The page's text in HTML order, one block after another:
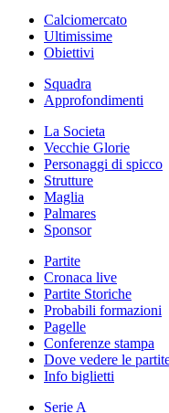
Calciomercato
Ultimissime
Obiettivi
Squadra
Approfondimenti
La Societa
Vecchie Glorie
Personaggi di spicco
Strutture
Maglia
Palmares
Sponsor
Partite
Cronaca live
Partite Storiche
Probabili formazioni
Pagelle
Conferenze stampa
Dove vedere le
Info biglietti
Serie A